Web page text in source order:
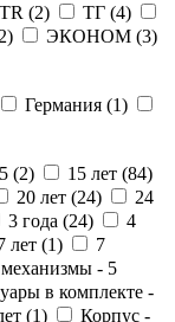
ТR (2) ТГ (4)
2) ЭКОНОМ (3)
Германия (1)
(2) 15 лет (84)
20 лет (24)
24
3 года (24)
4
лет (1)
7
- 5
в комплекте -
(1) Корпус -